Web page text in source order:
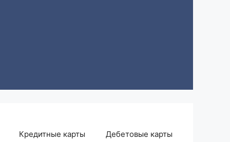
Кредитные карты Дебетовые карты